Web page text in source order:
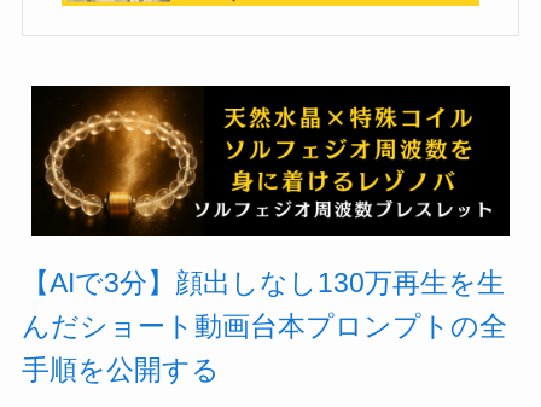
【AIで3分】顔出しなし130万再生を生
んだショート動画台本プロンプトの全
手順を公開する